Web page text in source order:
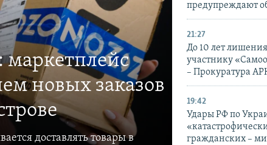
новых заказов
доставлять товары в
предупреждают
21:27
До 10 лет
участнику
– Прокуратура
19:42
Удары РФ по
гражданских –